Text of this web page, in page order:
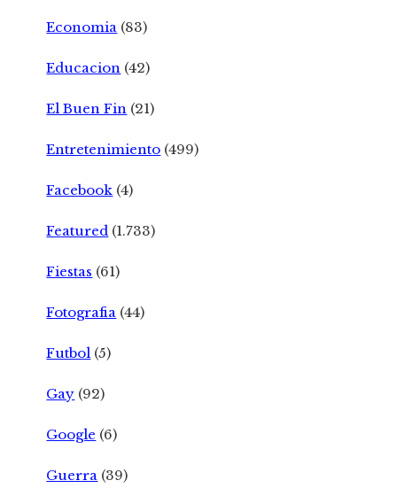
Economia (83)
Educacion (42)
El Buen Fin (21)
Entretenimiento (499)
Facebook (4)
Featured (1.733)
Fiestas (61)
Fotografia (44)
Futbol (5)
Gay (92)
Google (6)
Guerra (39)